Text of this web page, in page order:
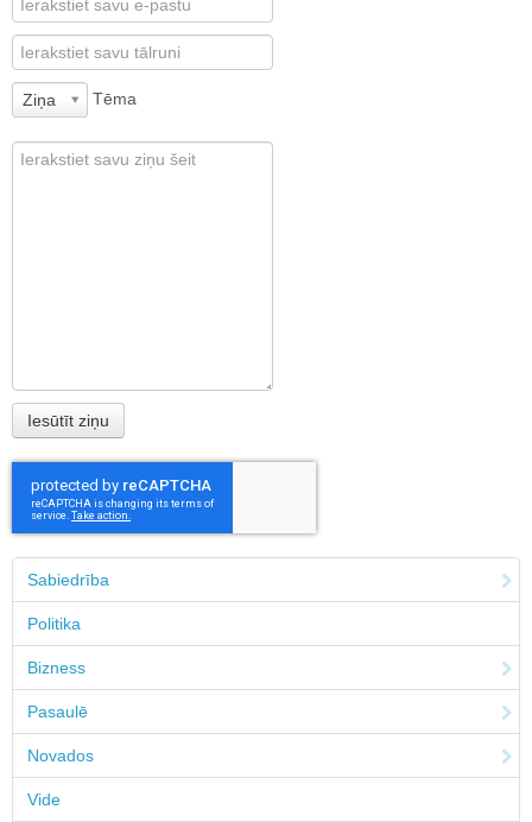
Ziņa Tēma
Sabiedrība
Politika
Bizness
Pasaulē
Novados
Vide